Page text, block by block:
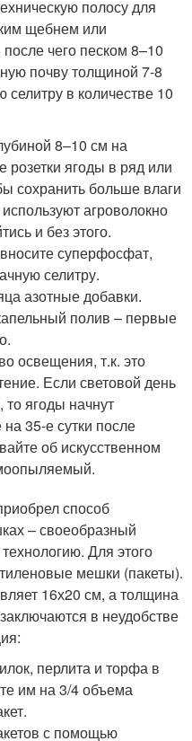
полосу для
щебнем или
чего песком 8–10
почву толщиной 7-8
в количестве 10
8–10 см на
розетки ягоды в ряд или
сохранить больше влаги
агроволокно
и без этого.
суперфосфат,
селитру.
азотные добавки.
полив – первые
освещения, т.к. это
Если световой день
ягоды начнут
35-е сутки после
об искусственном
способ
– своеобразный
Для этого
мешки (пакеты).
16х20 см, а толщина
в неудобстве
перлита и торфа в
им на 3/4 объема
с помощью